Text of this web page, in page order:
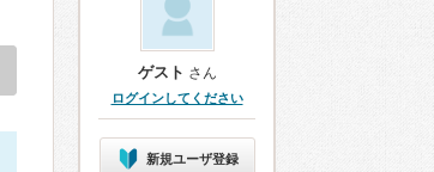
ゲスト さん
ログインしてください
新規ユーザ登録